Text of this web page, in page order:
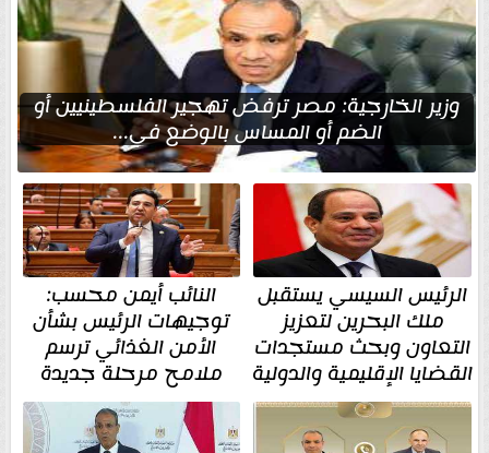
وزير الخارجية: مصر ترفض تهجير الفلسطينيين أو
الضم أو المساس بالوضع في...
الرئيس السيسي يستقبل
ملك البحرين لتعزيز
التعاون وبحث مستجدات
القضايا الإقليمية والدولية
النائب أيمن محسب:
توجيهات الرئيس بشأن
الأمن الغذائي ترسم
ملامح مرحلة جديدة